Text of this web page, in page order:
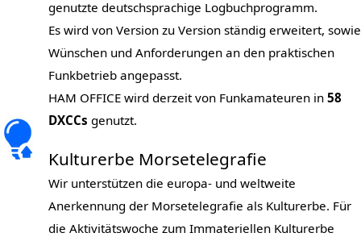
genutzte deutschsprachige Logbuchprogramm.
Es wird von Version zu Version ständig erweitert, sowie
Wünschen und Anforderungen an den praktischen
Funkbetrieb angepasst.
HAM OFFICE wird derzeit von Funkamateuren in 58
DXCCs genutzt.
Kulturerbe Morsetelegrafie
Wir unterstützen die europa- und weltweite
Anerkennung der Morsetelegrafie als Kulturerbe. Für
die Aktivitätswoche zum Immateriellen Kulturerbe